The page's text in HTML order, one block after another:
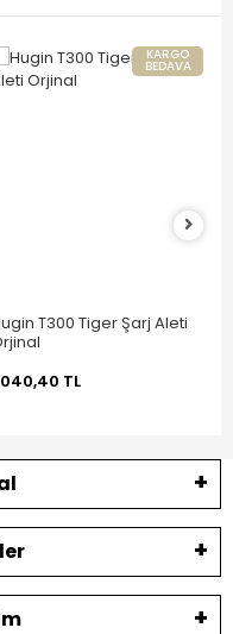
KARGO
BEDAVA
T300 Tiger Şarj Aleti
TL